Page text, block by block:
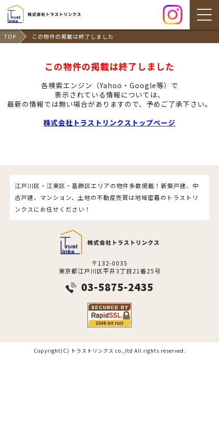
TOP この物件の掲載は終了しました
この物件の掲載は終了しました
各検索エンジン（Yahoo・Google等）で
表示されている情報については、
最新の情報では無い場合がありますので、 予めご了承下さい。
株式会社トラストリンクストップページ
江戸川区・江東区・葛飾区エリアの物件多数掲載！新築戸建、中
古戸建、マンション、土地の不動産売買は地域密着のトラストリ
ンクスにお任せください！
〒132-0035
東京都江戸川区平井3丁目21番25号
03-5875-2435
Copyright(C) トラストリンクス co.,ltd All rights reserved.